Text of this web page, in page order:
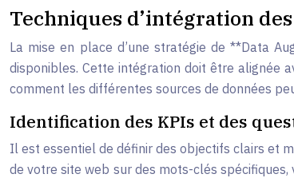
Techniques d’intégration
La mise en place d’une stratégie de **Data
disponibles. Cette intégration doit être alignée
comment les différentes sources de données
Identification des KPIs et des
Il est essentiel de définir des objectifs clairs et
de votre site web sur des mots-clés